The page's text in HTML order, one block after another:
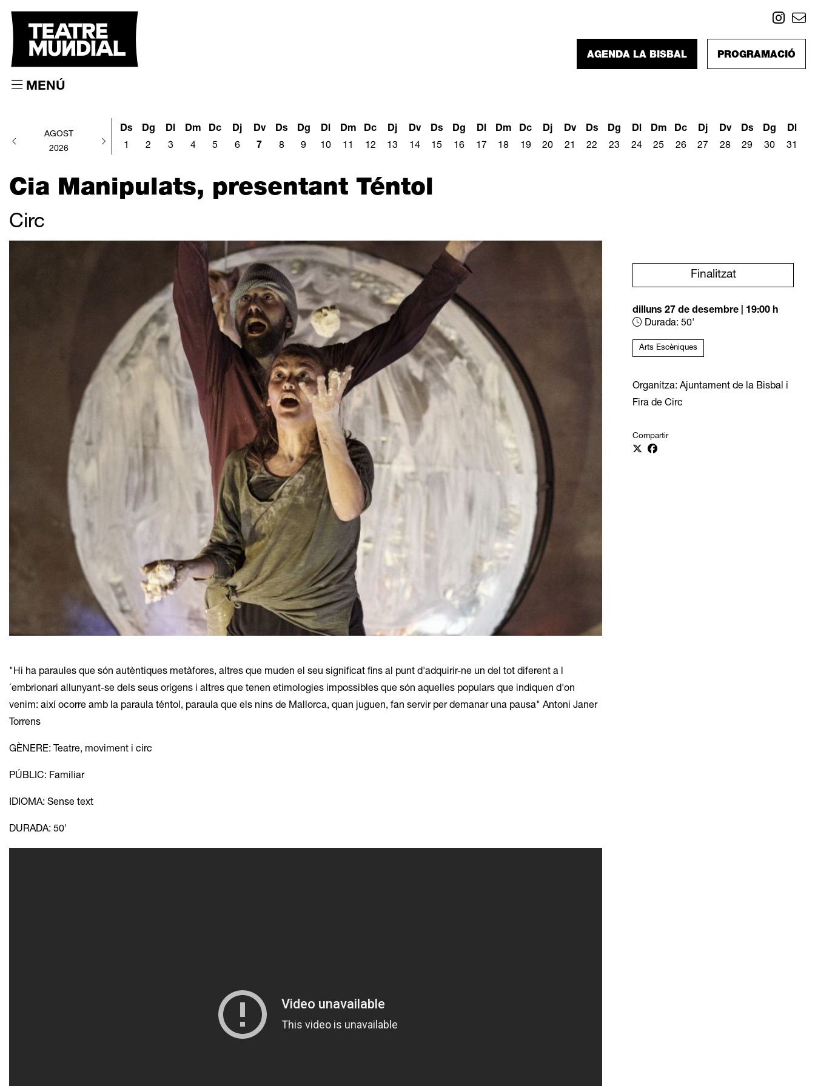
MENÚ
Link
PROGRAMACIÓ
AGENDA LA BISBAL
AGOST
2026
Ds
1
Dg
2
Dl
3
Dm
4
Dc
5
Dj
6
Dv
7
Ds
8
Dg
9
Dl
10
Dm
11
Dc
12
Dj
13
Dv
14
Ds
15
Dg
16
Dl
17
Dm
18
Dc
19
Dj
20
Dv
21
Ds
22
Dg
23
Dl
24
Dm
25
Dc
26
Dj
27
Dv
28
Ds
29
Dg
30
Dl
31
Cia Manipulats, presentant Téntol
Circ
Finalitzat
dilluns 27 de desembre
19:00 h
Durada: 50'
Arts Escèniques
Organitza: Ajuntament de la Bisbal i
Fira de Circ
Compartir
"Hi ha paraules que són autèntiques metàfores, altres que muden el seu significat fins al punt d'adquirir-ne un del tot diferent a l
´embrionari allunyant-se dels seus orígens i altres que tenen etimologies impossibles que són aquelles populars que indiquen d'on
venim: així ocorre amb la paraula téntol, paraula que els nins de Mallorca, quan juguen, fan servir per demanar una pausa" Antoni Janer
Torrens
GÈNERE: Teatre, moviment i circ
PÚBLIC: Familiar
IDIOMA: Sense text
DURADA: 50'